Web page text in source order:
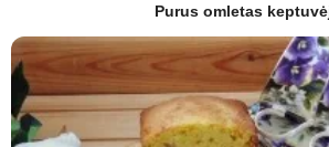
Purus omletas